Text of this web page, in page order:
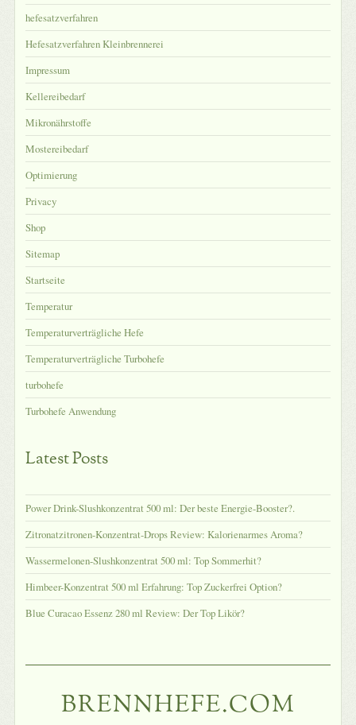
hefesatzverfahren
Hefesatzverfahren Kleinbrennerei
Impressum
Kellereibedarf
Mikronährstoffe
Mostereibedarf
Optimierung
Privacy
Shop
Sitemap
Startseite
Temperatur
Temperaturverträgliche Hefe
Temperaturverträgliche Turbohefe
turbohefe
Turbohefe Anwendung
Latest Posts
Power Drink-Slushkonzentrat 500 ml: Der beste Energie-Booster?.
Zitronatzitronen-Konzentrat-Drops Review: Kalorienarmes Aroma?
Wassermelonen-Slushkonzentrat 500 ml: Top Sommerhit?
Himbeer-Konzentrat 500 ml Erfahrung: Top Zuckerfrei Option?
Blue Curacao Essenz 280 ml Review: Der Top Likör?
BRENNHEFE.COM